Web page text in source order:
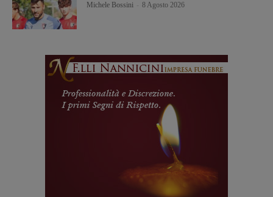
Michele Bossini 8 Agosto 2026